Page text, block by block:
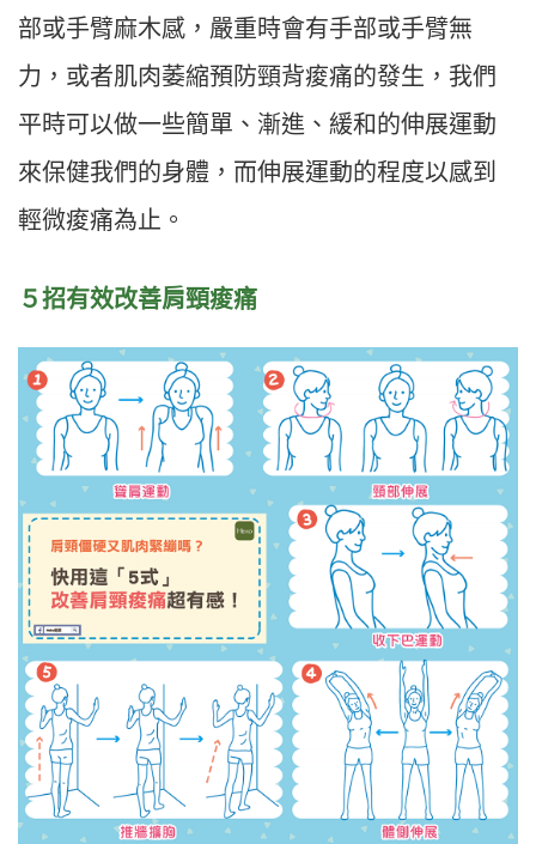
部或手臂麻木感，嚴重時會有手部或手臂無
力，或者肌肉萎縮預防頸背痠痛的發生，我們
平時可以做一些簡單、漸進、緩和的伸展運動
來保健我們的身體，而伸展運動的程度以感到
輕微痠痛為止。
５招有效改善肩頸痠痛